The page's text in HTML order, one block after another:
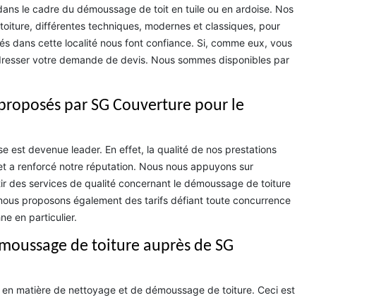
le cadre du démoussage de toit en tuile ou en ardoise. Nos
différentes techniques, modernes et classiques, pour
dans cette localité nous font confiance. Si, comme eux, vous
votre demande de devis. Nous sommes disponibles par
par SG Couverture pour le
est devenue leader. En effet, la qualité de nos prestations
a renforcé notre réputation. Nous nous appuyons sur
des services de qualité concernant le démoussage de toiture
proposons également des tarifs défiant toute concurrence
en particulier.
de toiture auprès de SG
matière de nettoyage et de démoussage de toiture. Ceci est